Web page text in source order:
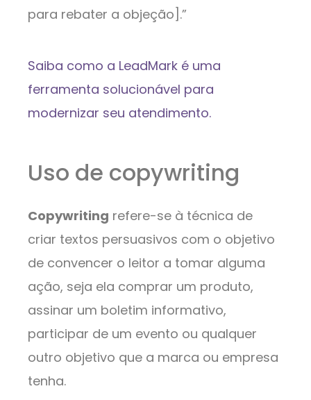
para rebater a objeção].”
Saiba como a LeadMark é uma
ferramenta solucionável para
modernizar seu atendimento.
Uso de copywriting
Copywriting refere-se à técnica de
criar textos persuasivos com o objetivo
de convencer o leitor a tomar alguma
ação, seja ela comprar um produto,
assinar um boletim informativo,
participar de um evento ou qualquer
outro objetivo que a marca ou empresa
tenha.